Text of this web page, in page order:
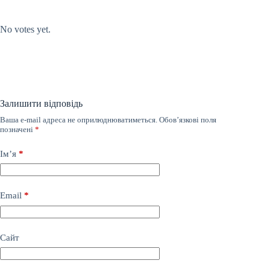
No votes yet.
Залишити відповідь
Ваша e-mail адреса не оприлюднюватиметься. Обов’язкові поля
позначені *
Ім’я *
Email *
Сайт